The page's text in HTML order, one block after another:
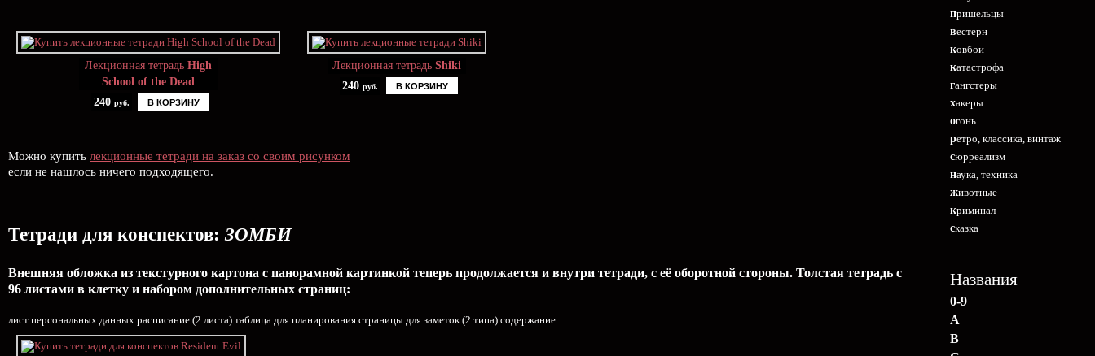
Лекционная тетрадь High
School of the Dead
240 руб. В КОРЗИНУ
Лекционная тетрадь Shiki
240 руб. В КОРЗИНУ
Можно купить лекционные тетради на заказ со своим рисунком
если не нашлось ничего подходящего.
Тетради для конспектов: ЗОМБИ
Внешняя обложка из текстурного картона с панорамной картинкой теперь продолжается и внутри тетради, с её оборотной стороны. Толстая тетрадь с
96 листами в клетку и набором дополнительных страниц:
лист персональных данных расписание (2 листа) таблица для планирования страницы для заметок (2 типа) содержание
пришельцы
вестерн
ковбои
катастрофа
гангстеры
хакеры
огонь
ретро, классика, винтаж
сюрреализм
наука, техника
животные
криминал
сказка
Названия
0-9
A
B